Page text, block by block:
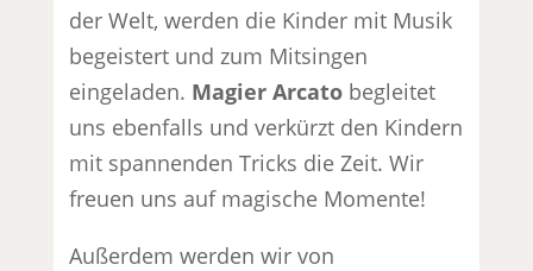
der Welt, werden die Kinder mit Musik
begeistert und zum Mitsingen
eingeladen. Magier Arcato begleitet
uns ebenfalls und verkürzt den Kindern
mit spannenden Tricks die Zeit. Wir
freuen uns auf magische Momente!
Außerdem werden wir von